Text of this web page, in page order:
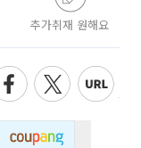
추가취재 원해요